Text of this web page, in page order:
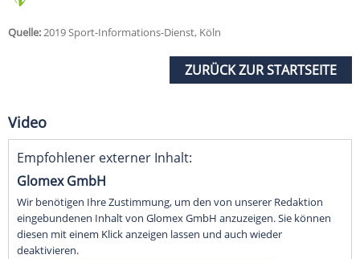
Quelle:2019 Sport-Informations-Dienst, Köln
ZURÜCK ZUR STARTSEITE
Video
Empfohlener externer Inhalt:
Glomex GmbH
Wir benötigen Ihre Zustimmung, um den von unserer Redaktion
eingebundenen Inhalt von Glomex GmbH anzuzeigen. Sie können
diesen mit einem Klick anzeigen lassen und auch wieder
deaktivieren.